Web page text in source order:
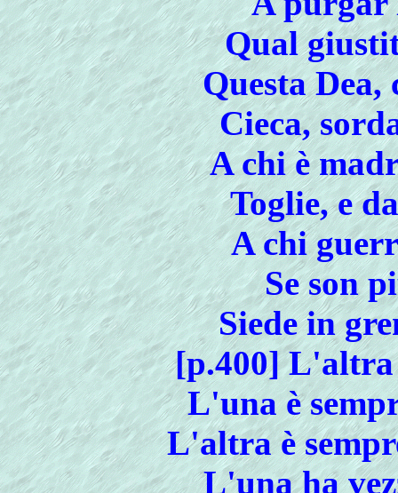
Qual
Questa
Cieca,
A chi è
Toglie, e
A chi
Se son
Siede in
[p.400] L'altra
L'una è
L'altra è
L'una ha